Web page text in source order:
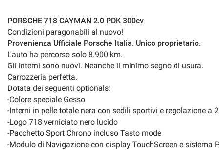
Side mirrors electrical
Multifunction steering wheel
PORSCHE 718 CAYMAN 2.0 PDK 300cv
Condizioni paragonabili al nuovo!
Provenienza Ufficiale Porsche Italia. Unico proprietario.
L'auto ha percorso solo 8.900 km.
Gli interni sono nuovi. Neanche il minimo segno di usura.
Carrozzeria perfetta.
Dotata dei seguenti optionals:
-Colore speciale Gesso
-Interni in pelle totale nera con sedili sportivi e regolazione a
-Logo 718 verniciato nero lucido
-Pacchetto Sport Chrono incluso Tasto mode
-Modulo di Navigazione con display TouchScreen e sistema